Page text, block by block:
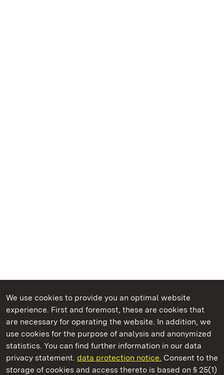
We use cookies to provide you an optimal website
experience. First and foremost, these are cookies that
are necessary for operating the website. In addition, we
use cookies for the purpose of analysis and anonymized
statistics. You can find further information in our data
privacy statement. data protection notice. Consent to the
storage of cookies and access thereto is based on § 25(1)
State Palaces and Gardens of Baden-Wuerttemberg